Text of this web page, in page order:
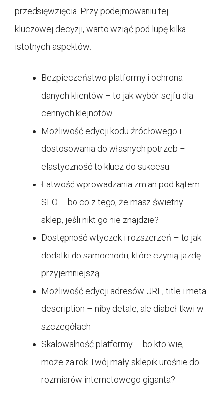
przedsięwzięcia. Przy podejmowaniu tej
kluczowej decyzji, warto wziąć pod lupę kilka
istotnych aspektów:
Bezpieczeństwo platformy i ochrona
danych klientów – to jak wybór sejfu dla
cennych klejnotów
Możliwość edycji kodu źródłowego i
dostosowania do własnych potrzeb –
elastyczność to klucz do sukcesu
Łatwość wprowadzania zmian pod kątem
SEO – bo co z tego, że masz świetny
sklep, jeśli nikt go nie znajdzie?
Dostępność wtyczek i rozszerzeń – to jak
dodatki do samochodu, które czynią jazdę
przyjemniejszą
Możliwość edycji adresów URL, title i meta
description – niby detale, ale diabeł tkwi w
szczegółach
Skalowalność platformy – bo kto wie,
może za rok Twój mały sklepik urośnie do
rozmiarów internetowego giganta?